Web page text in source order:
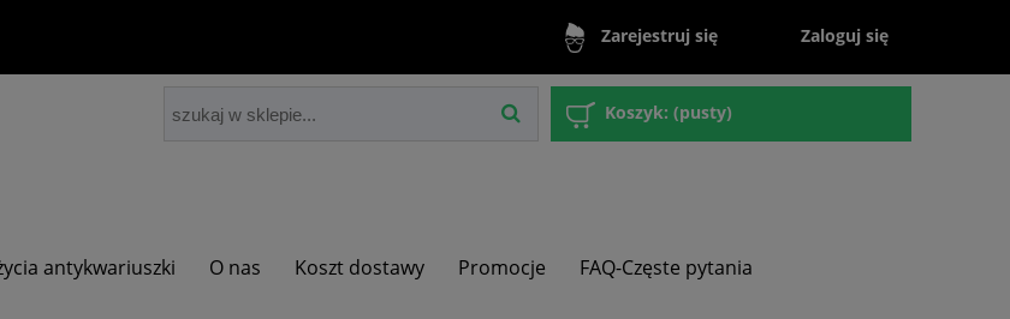
Zarejestruj się Zaloguj się
Koszyk: (pusty)
antykwariuszki O nas Koszt dostawy Promocje FAQ-Częste pytania